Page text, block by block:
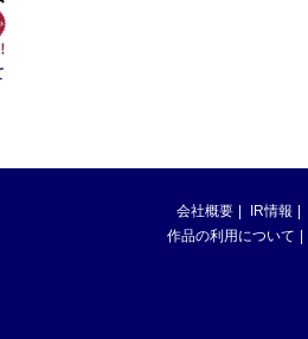
会社概要 IR情報
作品の利用について